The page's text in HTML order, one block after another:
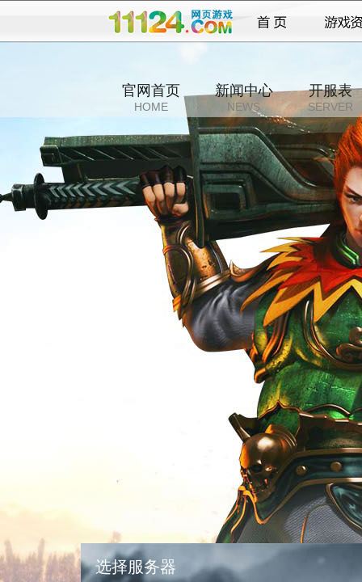
官网首页
HOME
新闻中心
NEWS
开服表
SERVER
选择服务器